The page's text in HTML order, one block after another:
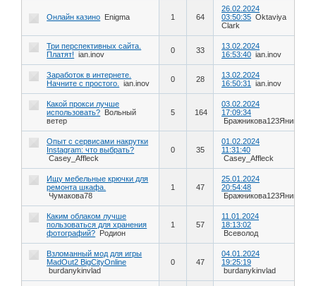
Онлайн казино Enigma 1 64
26.02.2024
03:50:35 Oktaviya
Clark
Три перспективных сайта.
Платят!
ian.inov 0 33
13.02.2024
16:53:40 ian.inov
Заработок в интернете.
Начните с простого.
ian.inov 0 28
13.02.2024
16:50:31
ian.inov
Какой прокси лучше
использовать?
Вольный
ветер
5 164
03.02.2024
17:09:34
Бражникова123Яника
Опыт с сервисами накрутки
Instagram: что выбрать?
Casey_Affleck
0 35
01.02.2024
11:31:40
Casey_Affleck
Ищу мебельные крючки для
ремонта шкафа.
Чумакова78
1 47
25.01.2024
20:54:48
Бражникова123Яника
Каким облаком лучше
пользоваться для хранения
фотографий?
Родион
1 57
11.01.2024
18:13:02
Всеволод
Взломанный мод для игры
MadOut2 BigCityOnline
burdanykinvlad
0 47
04.01.2024
19:25:19
burdanykinvlad